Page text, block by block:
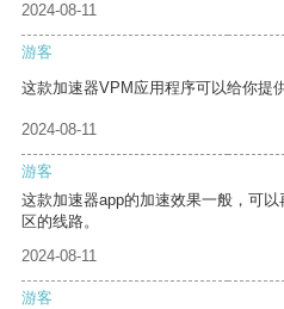
2024-08-11
游客
这款加速器VPM应用程序可以给你提
2024-08-11
游客
这款加速器app的加速效果一般，可
区的线路。
2024-08-11
游客